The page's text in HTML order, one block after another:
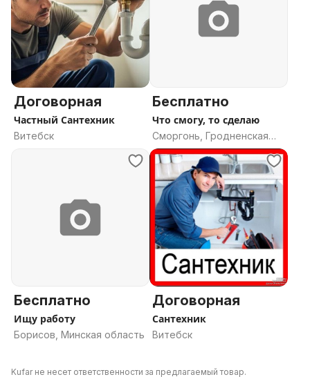
Договорная
Частный Сантехник
Витебск
Бесплатно
Что смогу, то сделаю
Сморгонь, Гродненская
область
Бесплатно
Ищу работу
Борисов, Минская область
Договорная
Сантехник
Витебск
Kufar не несет ответственности за предлагаемый товар.